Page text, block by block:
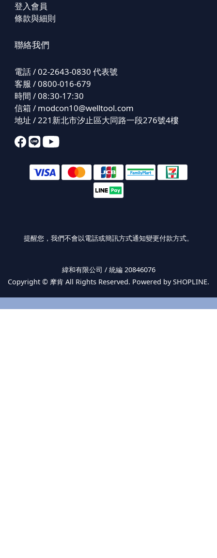
登入會員
條款與細則
聯絡我們
電話 / 02-2643-0830 代表號
客服 / 0800-016-679
時間 / 08:30-17:30
信箱 / modcon10@welltool.com
地址 / 221新北市汐止區大同路一段276號4樓
提醒您，我們不會以電話或簡訊方式通知變更付款方式。
緯和有限公司 / 統編 20846076
Copyright © 摩肯 All Rights Reserved. Powered by SHOPLINE.